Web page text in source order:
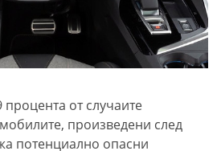
от случаите
произведени след
потенциално опасни